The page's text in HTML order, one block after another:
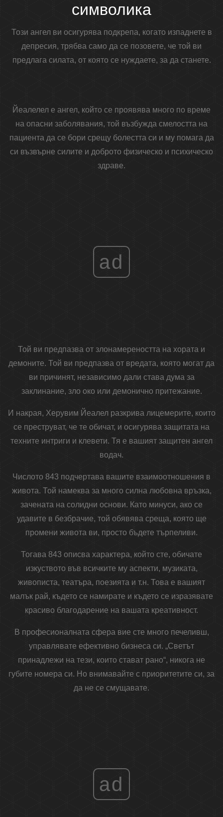
символика
Този ангел ви осигурява подкрепа, когато изпаднете в
депресия, трябва само да се позовете, че той ви
предлага силата, от която се нуждаете, за да станете.
Йеалелел е ангел, който се проявява много по време
на опасни заболявания, той възбужда смелостта на
пациента да се бори срещу болестта си и му помага да
си възвърне силите и доброто физическо и психическо
здраве.
ad
Той ви предпазва от злонамереността на хората и
демоните. Той ви предпазва от вредата, която могат да
ви причинят, независимо дали става дума за
заклинание, зло око или демонично притежание.
И накрая, Херувим Йеалел разкрива лицемерите, които
се преструват, че те обичат, и осигурява защитата на
техните интриги и клевети. Тя е вашият защитен ангел
водач.
Числото 843 подчертава вашите взаимоотношения в
живота. Той намеква за много силна любовна връзка,
зачената на солидни основи. Като минуси, ако се
удавите в безбрачие, той обявява среща, която ще
промени живота ви, просто бъдете търпеливи.
Тогава 843 описва характера, който сте, обичате
изкуството във всичките му аспекти, музиката,
живописта, театъра, поезията и т.н. Това е вашият
малък рай, където се намирате и където се изразявате
красиво благодарение на вашата креативност.
В професионалната сфера вие сте много печеливш,
управлявате ефективно бизнеса си. „Светът
принадлежи на тези, които стават рано“, никога не
губите номера си. Но внимавайте с приоритетите си, за
да не се смущавате.
ad